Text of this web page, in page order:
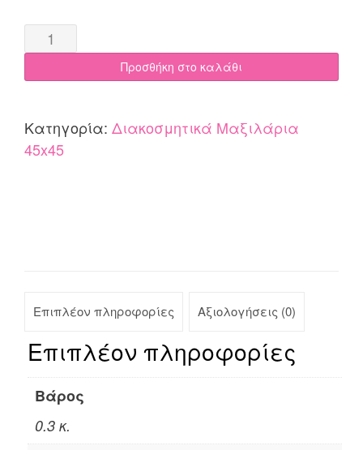
Μαξιλαροθήκη
45x45
Hogan
quantity
Προσθήκη στο καλάθι
Κατηγορία: Διακοσμητικά Μαξιλάρια
45x45
Επιπλέον πληροφορίες Αξιολογήσεις (0)
Επιπλέον πληροφορίες
Βάρος
0.3 κ.